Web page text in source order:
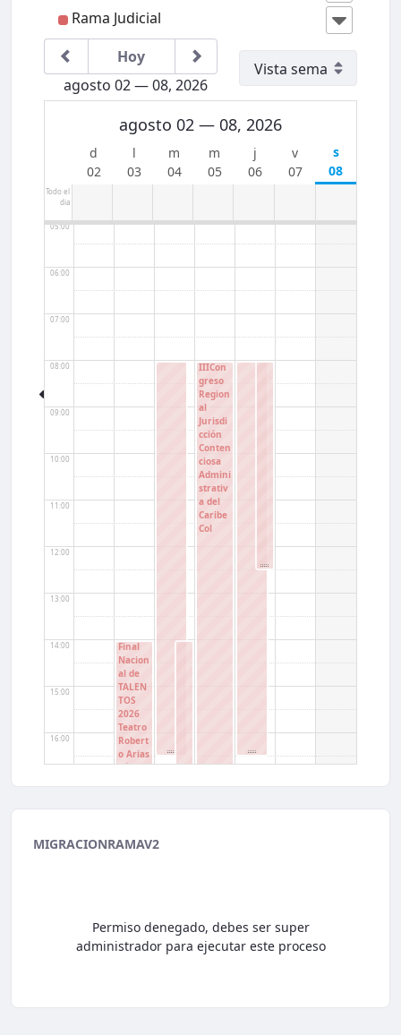
Rama Judicial
Hoy
agosto 02 — 08, 2026
agosto 02 — 08, 2026
02 03 04 05 06 07 08
Todo el
dia
01:00
02:00
05:00
06:00
07:00
08:00
09:00
10:00
11:00
12:00
13:00
14:00
15:00
16:00
17:00
Final
Nacion
al de
TALEN
TOS
2026
Teatro
Robert
o Arias
Pérez
bsidio"
IIICon
greso
Region
al
Jurisdi
cción
Conten
ciosa
Admini
strativ
a del
Caribe
Col
MIGRACIONRAMAV2
Permiso denegado, debes ser super
administrador para ejecutar este proceso